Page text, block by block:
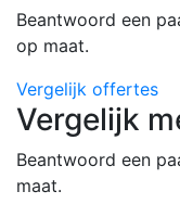
Beantwoord een
op maat.
Vergelijk offertes
Vergelijk
Beantwoord een
maat.